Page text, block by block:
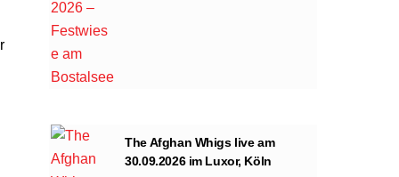
The Afghan Whigs live am
30.09.2026 im Luxor, Köln